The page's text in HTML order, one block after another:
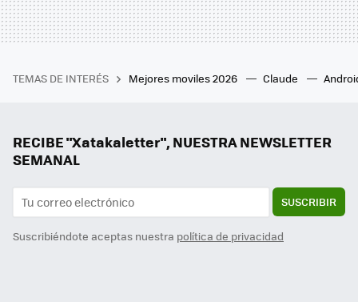
TEMAS DE INTERÉS Mejores moviles 2026 Claude
RECIBE "Xatakaletter", NUESTRA NEWSLETTER
SEMANAL
SUSCRIBIR
Suscribiéndote aceptas nuestra política de privacidad